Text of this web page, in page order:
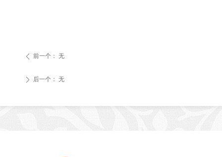
ꄴ 前一个： 无
ꄲ 后一个： 无